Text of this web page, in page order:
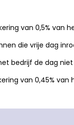
van 0,5% van
die vrije dag
bedrijf de dag
van 0,45% van